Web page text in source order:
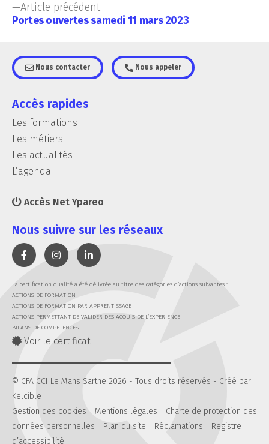
Article précédent
Portes ouvertes samedi 11 mars 2023
Nous contacter Nous appeler
Accès rapides
Les formations
Les métiers
Les actualités
L’agenda
Accès Net Ypareo
Nous suivre sur les réseaux
La certification qualité a été délivrée au titre des catégories d’actions suivantes :
ACTIONS DE FORMATION
ACTIONS DE FORMATION PAR APPRENTISSAGE
ACTIONS PERMETTANT DE VALIDER DES ACQUIS DE L’EXPERIENCE
BILANS DE COMPETENCES
Voir le certificat
© CFA CCI Le Mans Sarthe 2026 - Tous droits réservés - Créé par
Kelcible
Gestion des cookies
Mentions légales
Charte de protection des
données personnelles
Plan du site Réclamations
Registre
d’accessibilité